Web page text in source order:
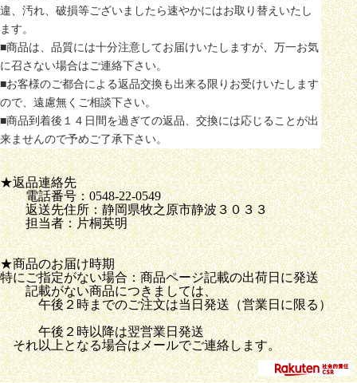
違、汚れ、破損等ございましたら速やかにはお取り替えいたし
ます。
■商品は、品質には十分注意してお届けいたしますが、万一お気
に召さない場合はご連絡下さい。
■お客様のご都合による返品交換も出来る限りお受けいたします
ので、遠慮無くご相談下さい。
■商品到着後１４日間を過ぎての返品、交換には応じることが出
来ませんので予めご了承下さい。
★返品連絡先
電話番号：0548-22-0549
返送先住所：静岡県牧之原市静波３０３３
担当者：片桐英明
★商品のお届け時期
特にご指定がない場合：商品ページ記載の出荷日に発送
記載がない商品につきましては、
午後２時までのご注文は当日発送（営業日に限る）
午後２時以降は翌営業日発送
それ以上となる場合はメールでご連絡します。